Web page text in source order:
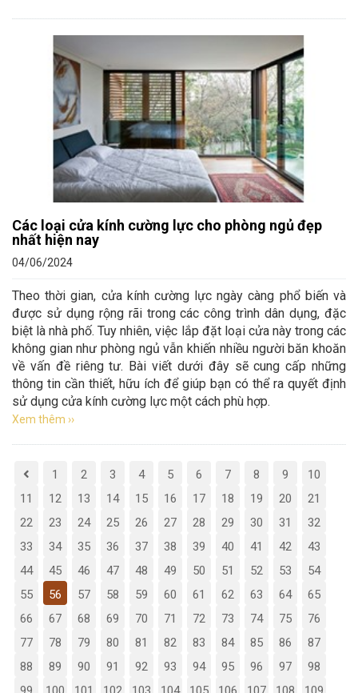
Các loại cửa kính cường lực cho phòng ngủ đẹp
nhất hiện nay
04/06/2024
Theo thời gian, cửa kính cường lực ngày càng phổ biến và
được sử dụng rộng rãi trong các công trình dân dụng, đặc
biệt là nhà phố. Tuy nhiên, việc lắp đặt loại cửa này trong các
không gian như phòng ngủ vẫn khiến nhiều người băn khoăn
về vấn đề riêng tư. Bài viết dưới đây sẽ cung cấp những
thông tin cần thiết, hữu ích để giúp bạn có thể ra quyết định
sử dụng cửa kính cường lực một cách phù hợp.
Xem thêm ››
1 2 3 4 5 6 7 8 9
10
11
12 13 14 15 16 17 18 19 20
21
22
23 24 25 26 27 28 29 30 31
32
33
34 35 36 37 38 39 40 41 42
43
44
45 46 47 48 49 50 51 52 53
54
55
56 57 58 59 60 61 62 63 64
65
66
67 68 69 70 71 72 73 74 75
76
77
78 79 80 81 82 83 84 85 86
87
88
89 90 91 92 93 94 95 96 97
98